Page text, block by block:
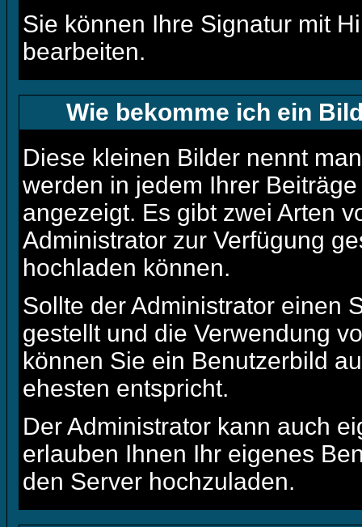
Sie können Ihre Signatur mit
bearbeiten.
Wie bekomme ich ein
Diese kleinen Bilder nennt
werden in jedem Ihrer
angezeigt. Es gibt zwei Arten
Administrator zur Verfügung
hochladen können.
Sollte der Administrator einen
gestellt und die Verwendung
können Sie ein Benutzerbild
ehesten entspricht.
Der Administrator kann auch
erlauben Ihnen Ihr eigenes
den Server hochzuladen.